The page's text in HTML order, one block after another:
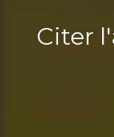
Citer